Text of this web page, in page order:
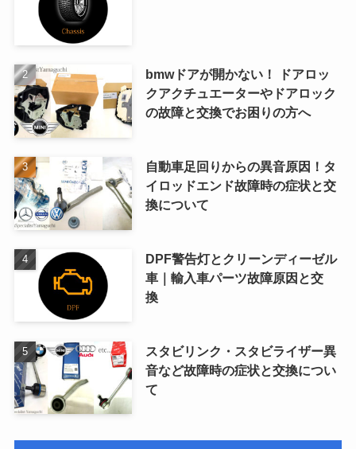
bmwドアが開かない！ ドアロッ
クアクチュエーターやドアロック
の故障と交換でお困りの方へ
自動車足回りからの異音原因！タ
イロッドエンド故障時の症状と交
換について
DPF警告灯とクリーンディーゼル
車｜輸入車パーツ故障原因と交
換
スタビリンク・スタビライザー異
音など故障時の症状と交換につい
て